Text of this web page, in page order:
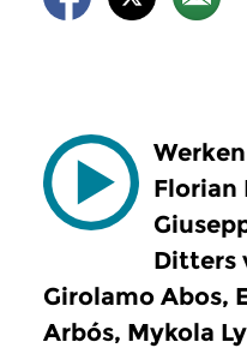
Florian
Ditters
Girolamo Abos,
Arbós, Mykola